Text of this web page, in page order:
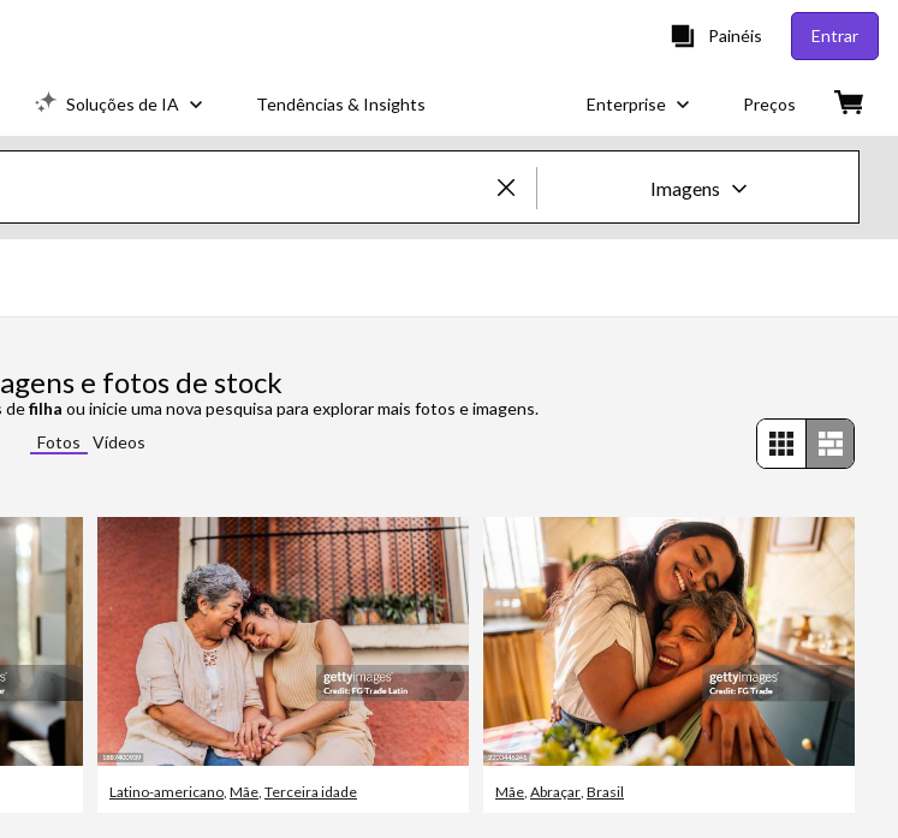
Painéis Entrar
Soluções de IA Tendências & Insights Enterprise Preços
Imagens
Vídeos criativos
Vídeos editoriais
e fotos de stock
defilha ou inicie uma nova pesquisa para explorar mais fotos e imagens.
Fotos
Vídeos
Latino-americano Mãe Terceira idade Mãe Abraçar Brasil